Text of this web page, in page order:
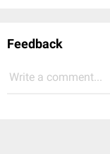
Feedback
Write a comment...